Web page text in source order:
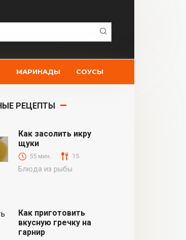
МАРИНАДЫ СОУСЫ
РЕЦЕПТЫ
Как засолить икру
щуки
55 мин. 15
Блюда из рыбы
Как приготовить
вкусную гречку на
гарнир